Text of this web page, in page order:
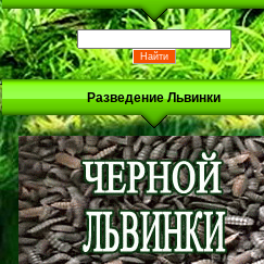
Разведение Львинки